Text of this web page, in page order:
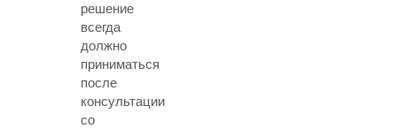
решение
всегда
должно
приниматься
после
консультации
со